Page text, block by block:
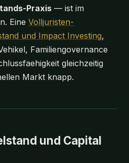
Praxis — ist im
Eine Volljuristen-
und Impact Investing,
Familiengovernance
gleichzeitig
Markt knapp.
und Capital